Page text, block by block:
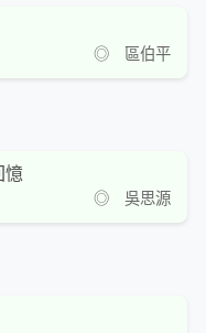
◎ 區伯平
憶
◎ 吳思源